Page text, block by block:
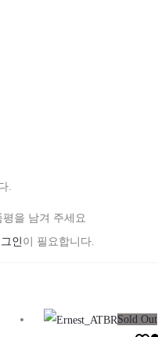
.
평을 남겨 주세요
인 이 필요합니다.
Sold Out